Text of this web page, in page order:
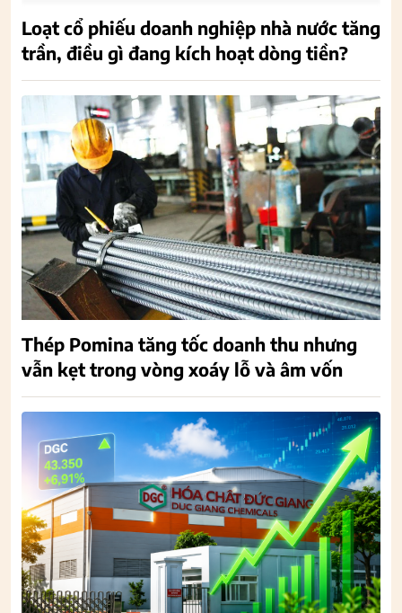
Loạt cổ phiếu doanh nghiệp nhà nước tăng
trần, điều gì đang kích hoạt dòng tiền?
Thép Pomina tăng tốc doanh thu nhưng
vẫn kẹt trong vòng xoáy lỗ và âm vốn